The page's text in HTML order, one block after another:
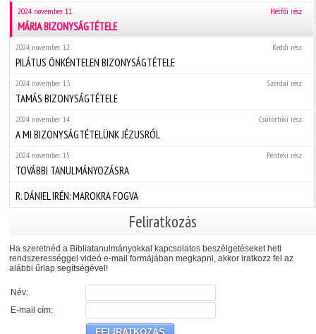
Hétfői rész
2024. november 11.
MÁRIA BIZONYSÁGTÉTELE
Keddi rész
2024. november 12.
PILÁTUS ÖNKÉNTELEN BIZONYSÁGTÉTELE
Szerdai rész
2024. november 13.
TAMÁS BIZONYSÁGTÉTELE
Csütörtöki rész
2024. november 14.
A MI BIZONYSÁGTÉTELÜNK JÉZUSRÓL
Pénteki rész
2024. november 15.
TOVÁBBI TANULMÁNYOZÁSRA
R. DÁNIEL IRÉN: MAROKRA FOGVA
Feliratkozás
Ha szeretnéd a Bibliatanulmányokkal kapcsolatos beszélgetéseket heti
rendszerességgel videó e-mail formájában megkapni, akkor iratkozz fel az
alábbi űrlap segítségével!
Név:
E-mail cím: